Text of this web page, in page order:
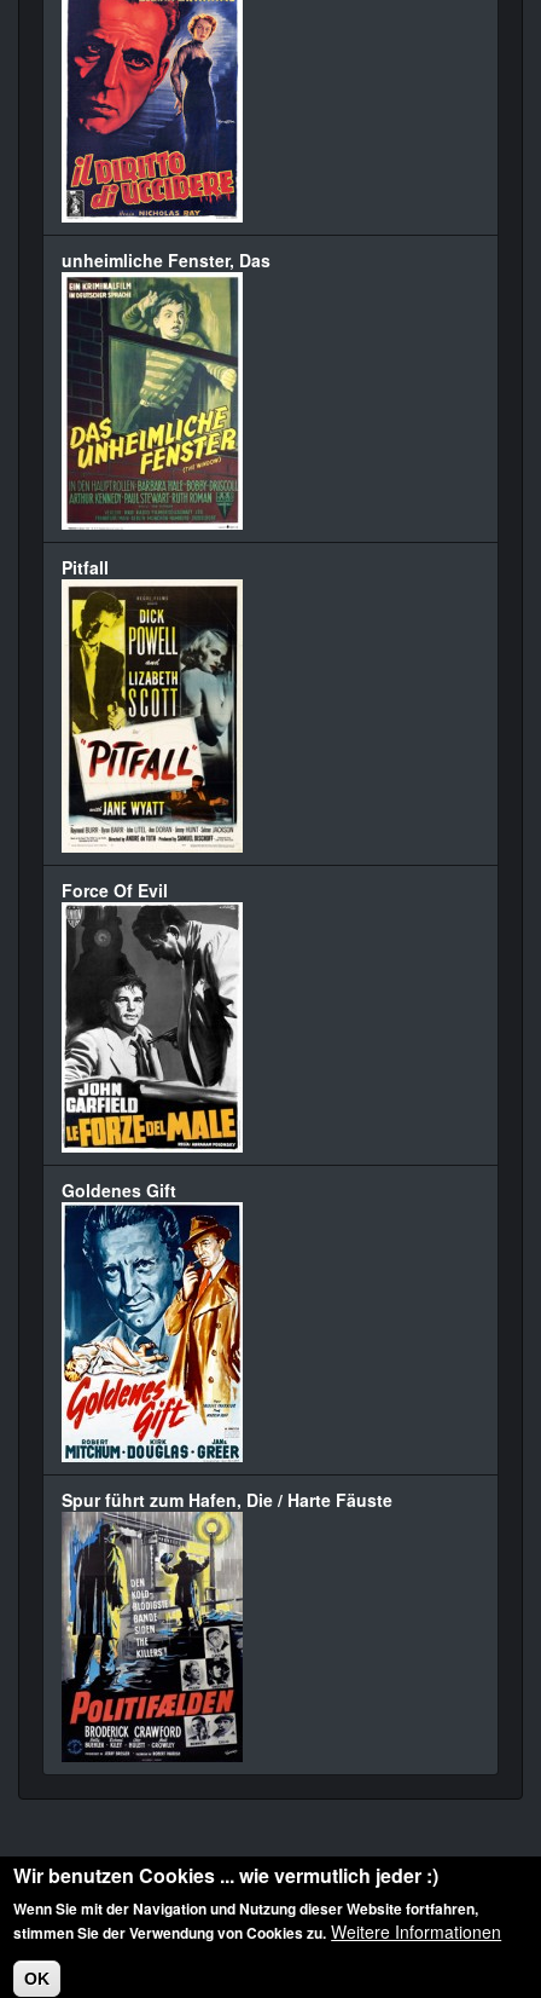
unheimliche Fenster, Das
Pitfall
Force Of Evil
Goldenes Gift
Spur führt zum Hafen, Die / Harte Fäuste
Diese Website ist urheberrechtlich geschützt: © 2010-2026 der Film Noir de. Alle
Rechte vorbehalten.
Wir benutzen Cookies ... wie vermutlich jeder :)
Wenn Sie mit der Navigation und Nutzung dieser Website fortfahren,
stimmen Sie der Verwendung von Cookies zu. Weitere Informationen
OK